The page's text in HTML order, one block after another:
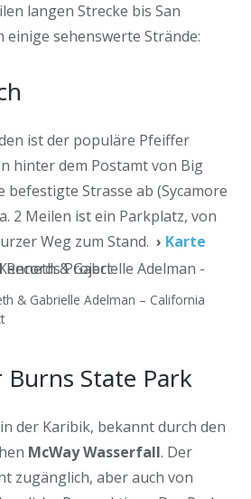
langen Strecke bis San
einige sehenswerte Strände:
ist der populäre Pfeiffer
hinter dem Postamt von Big
befestigte Strasse ab (Sycamore
2 Meilen ist ein Parkplatz, von
Weg zum Stand. › Karte
& Gabrielle Adelman – California
Burns State Park
der Karibik, bekannt durch den
McWay Wasserfall. Der
zugänglich, aber auch von